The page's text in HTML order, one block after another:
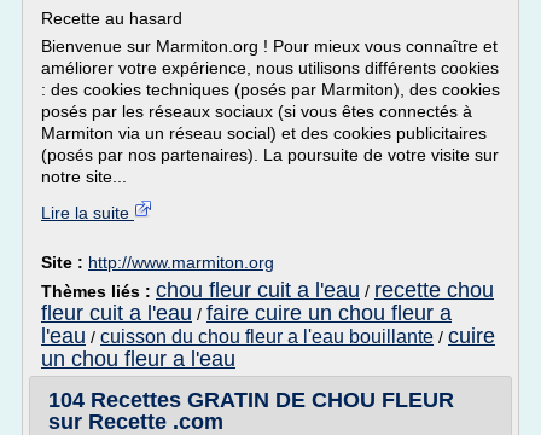
Recette au hasard
Bienvenue sur Marmiton.org ! Pour mieux vous connaître et
améliorer votre expérience, nous utilisons différents cookies
: des cookies techniques (posés par Marmiton), des cookies
posés par les réseaux sociaux (si vous êtes connectés à
Marmiton via un réseau social) et des cookies publicitaires
(posés par nos partenaires). La poursuite de votre visite sur
notre site...
Lire la suite
Site : http://www.marmiton.org
Thèmes liés : chou fleur cuit a l'eau / recette chou
fleur cuit a l'eau / faire cuire un chou fleur a
l'eau / cuisson du chou fleur a l'eau bouillante / cuire
un chou fleur a l'eau
104 Recettes GRATIN DE CHOU FLEUR
sur Recette .com